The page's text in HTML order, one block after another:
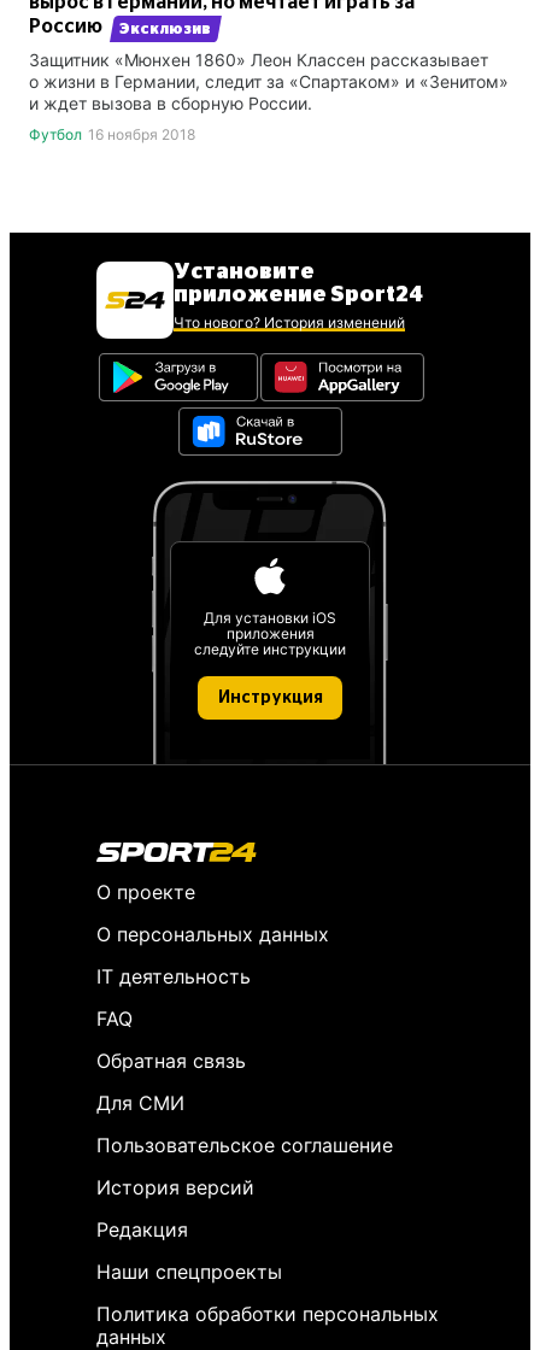
Россию
Эксклюзив
Защитник «Мюнхен 1860» Леон Классен рассказывает
о жизни в Германии, следит за «Спартаком» и «Зенитом»
и ждет вызова в сборную России.
Футбол 16 ноября 2018
Установите
приложение Sport24
Что нового? История изменений
Для установки iOS
приложения
следуйте инструкции
Инструкция
О проекте
О персональных данных
IT деятельность
FAQ
Обратная связь
Для СМИ
Пользовательское соглашение
История версий
Редакция
Наши спецпроекты
Политика обработки персональных
данных